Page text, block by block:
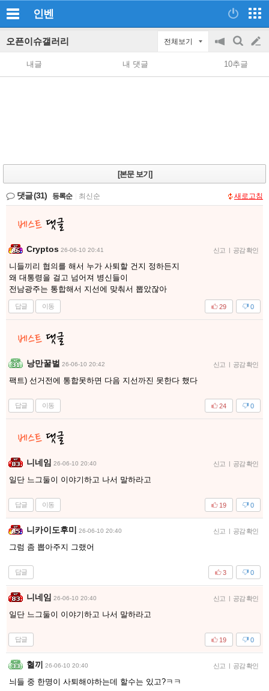
인벤
오픈이슈갤러리 전체보기
공
지
on/off
검
색
글
쓰
내글 내 댓글 10추글
[본문 보기]
댓글(31) 등록순 최신순 새로고침
Cryptos 26-06-10 20:41 신고 | 공감 확인
니들끼리 협의를 해서 누가 사퇴할 건지 정하든지
왜 대통령을 걸고 넘어져 병신들이
전남광주는 통합해서 지선에 맞춰서 뽑았잖아
답글 이동 0
29
낭만꿀벌 26-06-10 20:42 신고 | 공감 확인
팩트) 선거전에 통합못하면 다음 지선까진 못한다 했다
답글 이동 0
24
니네임 26-06-10 20:40 신고 | 공감 확인
일단 느그둘이 이야기하고 나서 말하라고
답글 이동 0
19
니카이도후미 26-06-10 20:40 신고 | 공감 확인
그럼 좀 뽑아주지 그랬어
답글 0
3
니네임 26-06-10 20:40 신고 | 공감 확인
일단 느그둘이 이야기하고 나서 말하라고
답글 0
19
혈끼 26-06-10 20:40 신고 | 공감 확인
늬들 중 한명이 사퇴해야하는데 할수는 있고?ㅋㅋ